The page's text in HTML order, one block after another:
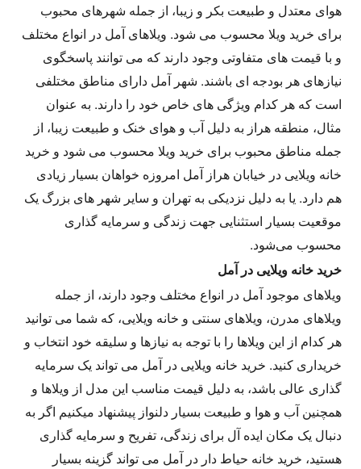
هوای معتدل و طبیعت بکر و زیبا، از جمله شهرهای محبوب
برای خرید ویلا محسوب می شود. ویلاهای آمل در انواع مختلف
و با قیمت های متفاوتی وجود دارند که می توانند پاسخگوی
نیازهای هر بودجه ای باشند. شهر آمل دارای مناطق مختلفی
است که هر کدام ویژگی های خاص خود را دارند. به عنوان
مثال، منطقه هراز به دلیل آب و هوای خنک و طبیعت زیبا، از
جمله مناطق محبوب برای خرید ویلا محسوب می شود و خرید
خانه ویلایی در خیابان هراز آمل امروزه خواهان بسیار زیادی
هم دارد. یا به دلیل نزدیکی به تهران و سایر شهر های بزرگ یک
موقعیت بسیار استثنایی جهت زندگی و سرمایه گذاری
محسوب می‌شود.
خرید خانه ویلایی در آمل
ویلاهای موجود آمل در انواع مختلف وجود دارند، از جمله
ویلاهای مدرن، ویلاهای سنتی و خانه ویلایی، که شما می توانید
هر کدام از این ویلاها را با توجه به نیازها و سلیقه خود انتخاب و
خریداری کنید. خرید خانه ویلایی در آمل می تواند یک سرمایه
گذاری عالی باشد، به دلیل قیمت مناسب این مدل از ویلاها و
همچنین آب و هوا و طبیعت بسیار دلنواز پیشنهاد میکنیم اگر به
دنبال یک مکان ایده آل برای زندگی، تفریح ​​و سرمایه گذاری
هستید، خرید خانه حیاط دار در آمل می تواند گزینه بسیار